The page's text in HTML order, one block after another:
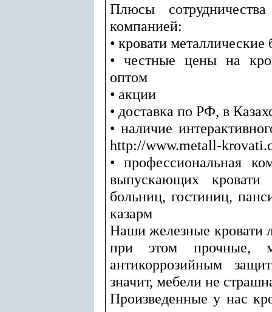
Плюсы
компанией:
• кровати металлические
• честные цены на
оптом
• акции
• доставка по РФ, в
• наличие
http://www.metall-
• профессиональная
выпускающих кровати
больниц, гостиниц,
казарм
Наши железные кровати
при этом прочные,
антикоррозийным
значит, мебели не
Произведенные у нас